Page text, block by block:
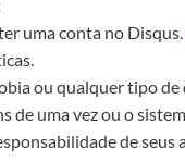
uma conta no Disqus.
ou qualquer tipo de
de uma vez ou o
de